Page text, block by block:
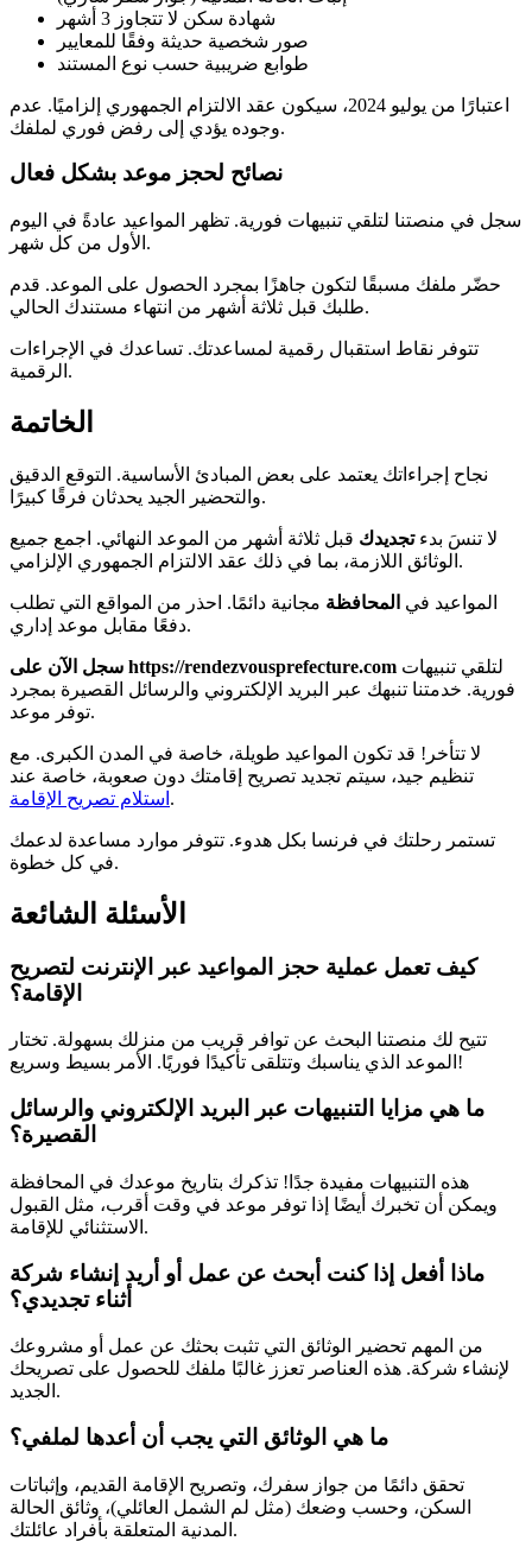
شهادة سكن لا تتجاوز 3 أشهر
صور شخصية حديثة وفقًا للمعايير
طوابع ضريبية حسب نوع المستند
اعتبارًا من يوليو 2024، سيكون عقد الالتزام الجمهوري إلزاميًا. عدم
وجوده يؤدي إلى رفض فوري لملفك.
نصائح لحجز موعد بشكل فعال
سجل في منصتنا لتلقي تنبيهات فورية. تظهر المواعيد عادةً في اليوم
الأول من كل شهر.
حضّر ملفك مسبقًا لتكون جاهزًا بمجرد الحصول على الموعد. قدم
طلبك قبل ثلاثة أشهر من انتهاء مستندك الحالي.
تتوفر نقاط استقبال رقمية لمساعدتك. تساعدك في الإجراءات
الرقمية.
الخاتمة
نجاح إجراءاتك يعتمد على بعض المبادئ الأساسية. التوقع الدقيق
والتحضير الجيد يحدثان فرقًا كبيرًا.
لا تنسَ بدءتجديدك قبل ثلاثة أشهر من الموعد النهائي. اجمع جميع
الوثائق اللازمة، بما في ذلك عقد الالتزام الجمهوري الإلزامي.
المواعيد في المحافظة مجانية دائمًا. احذر من المواقع التي تطلب
دفعًا مقابل موعد إداري.
سجل الآن على https://rendezvousprefecture.com
فورية. خدمتنا تنبهك عبر البريد الإلكتروني والرسائل القصيرة بمجرد
توفر موعد.
لا تتأخر! قد تكون المواعيد طويلة، خاصة في المدن الكبرى. مع
تنظيم جيد، سيتم تجديد تصريح إقامتك دون صعوبة، خاصة عند
استلام تصريح الإقامة .
تستمر رحلتك في فرنسا بكل هدوء. تتوفر موارد مساعدة لدعمك
في كل خطوة.
الأسئلة الشائعة
كيف تعمل عملية حجز المواعيد عبر الإنترنت لتصريح
الإقامة؟
تتيح لك منصتنا البحث عن توافر قريب من منزلك بسهولة. تختار
الموعد الذي يناسبك وتتلقى تأكيدًا فوريًا. الأمر بسيط وسريع!
ما هي مزايا التنبيهات عبر البريد الإلكتروني والرسائل
القصيرة؟
هذه التنبيهات مفيدة جدًا! تذكرك بتاريخ موعدك في المحافظة
ويمكن أن تخبرك أيضًا إذا توفر موعد في وقت أقرب، مثل القبول
الاستثنائي للإقامة.
ماذا أفعل إذا كنت أبحث عن عمل أو أريد إنشاء شركة
أثناء تجديدي؟
من المهم تحضير الوثائق التي تثبت بحثك عن عمل أو مشروعك
لإنشاء شركة. هذه العناصر تعزز غالبًا ملفك للحصول على تصريحك
الجديد.
ما هي الوثائق التي يجب أن أعدها لملفي؟
تحقق دائمًا من جواز سفرك، وتصريح الإقامة القديم، وإثباتات
السكن، وحسب وضعك (مثل لم الشمل العائلي)، وثائق الحالة
المدنية المتعلقة بأفراد عائلتك.